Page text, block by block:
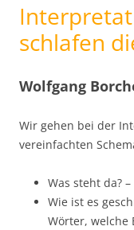
schlafen
Wolfgang
Wir gehen bei der
vereinfachten
Was steht da?
Wie ist es
Wörter, welche